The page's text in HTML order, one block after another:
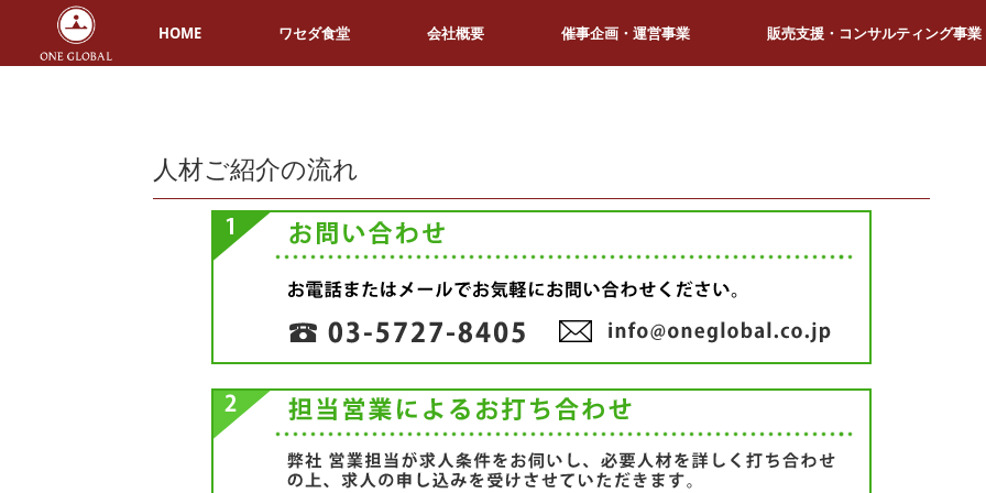
HOME ワセダ食堂 会社概要 催事企画・運営事業 販売支援・コンサルティング事業
人材ご紹介の流れ